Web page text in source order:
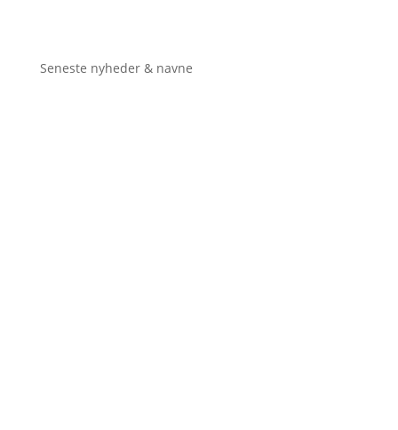
Seneste nyheder & navne